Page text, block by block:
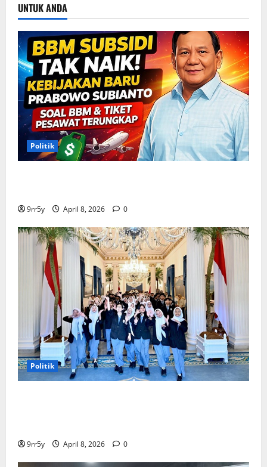
UNTUK ANDA
Politik
9rr5y April 8, 2026 0
Politik
9rr5y April 8, 2026 0